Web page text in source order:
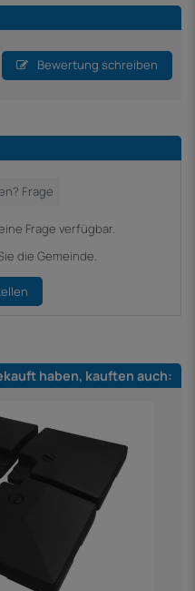
Bewertung schreiben
Frage verfügbar.
die Gemeinde.
haben, kauften auch: